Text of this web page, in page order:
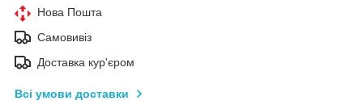
Нова Пошта
Самовивіз
Доставка кур'єром
Всі умови доставки